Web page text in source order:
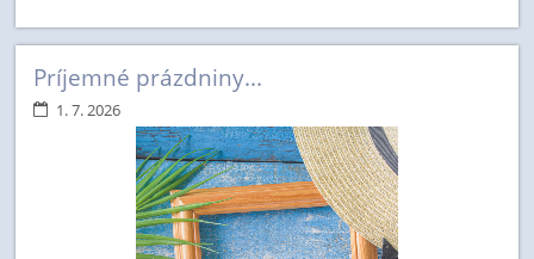
Príjemné prázdniny...
1. 7. 2026